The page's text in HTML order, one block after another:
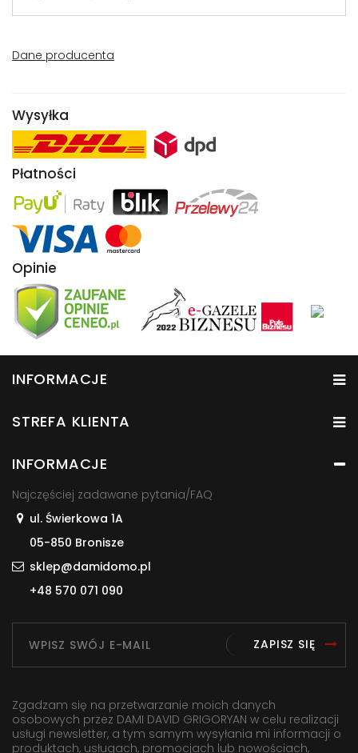
Dane producenta
Wysyłka
Płatności
Opinie
INFORMACJE
STREFA KLIENTA
INFORMACJE
Najczęściej zadawane pytania/FAQ
ul. Świerkowa 1A
05-850 Bronisze
sklep@damidomo.pl
+48 570 071 090
ZAPISZ SIĘ
Zgadzam się na przetwarzanie moich danych
osobowych przez DAMI DAVID GRIGORYAN w celu realizacji
usługi newsletter, a tym samym wysyłania mi informacji o
produktach, usługach, promocjach lub nowościach,